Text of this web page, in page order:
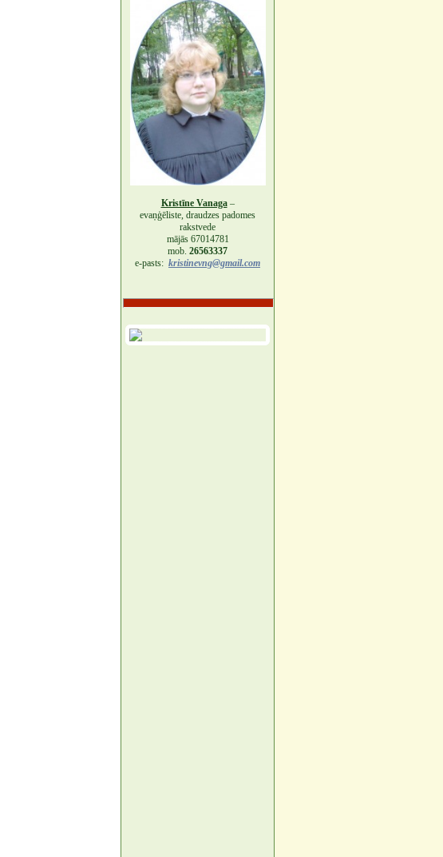
Kristīne Vanaga–
evaņģēliste, draudzes padomes
rakstvede
mājās 67014781
mob. 26563337
e-pasts: kristinevng@gmail.com